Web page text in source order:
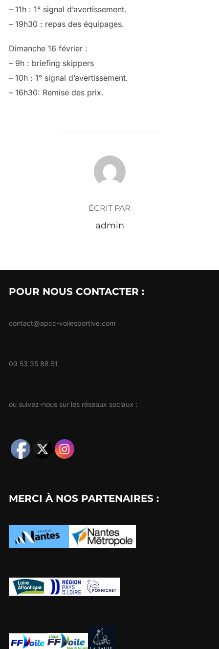
– 11h : 1° signal d’avertissement.
– 19h30 : repas des équipages.
Dimanche 16 février :
– 9h : briefing skippers
– 10h : 1° signal d’avertissement.
– 16h30: Remise des prix.
AUTEUR DE LA PUBLICATION
ÉCRIT PAR
admin
POUR NOUS CONTACTER :
contact@apcc-voilesportive.com
09 53 35 88 51
ou suivez-nous sur les réseaux sociaux :
MERCI À NOS PARTENAIRES :